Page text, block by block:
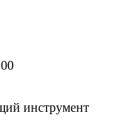
инструмент